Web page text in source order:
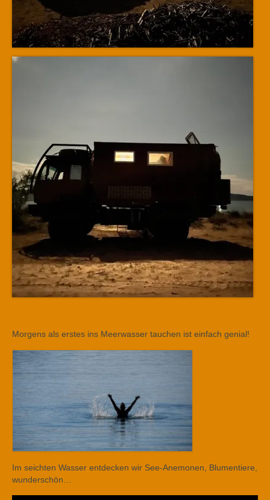
Morgens als erstes ins Meerwasser tauchen ist einfach genial!
Im seichten Wasser entdecken wir See-Anemonen, Blumentiere,
wunderschön…